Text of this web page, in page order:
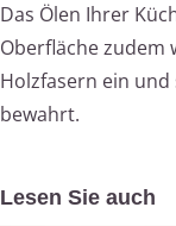
Das Ölen Ihrer
Oberfläche zudem
Holzfasern ein
bewahrt.
Lesen Sie auch